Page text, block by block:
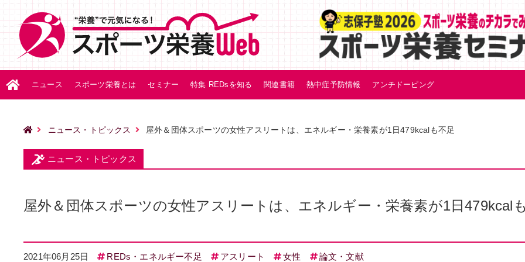
ニュース スポーツ栄養とは セミナー 特集 REDsを知る 関連書籍 熱中症予防情報 アンチドーピング
ニュース・トピックス 屋外＆団体スポーツの女性アスリートは、エネルギー・栄養素が1日479kcalも不足
ニュース・トピックス
屋外＆団体スポーツの女性アスリートは、エネルギー・栄養素が1日479kcal
2021年06月25日 REDs・エネルギー不足 アスリート 女性 論文・文献